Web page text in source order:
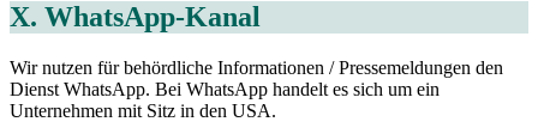
X. WhatsApp-Kanal
Wir nutzen für behördliche Informationen / Pressemeldungen den
Dienst WhatsApp. Bei WhatsApp handelt es sich um ein
Unternehmen mit Sitz in den USA.